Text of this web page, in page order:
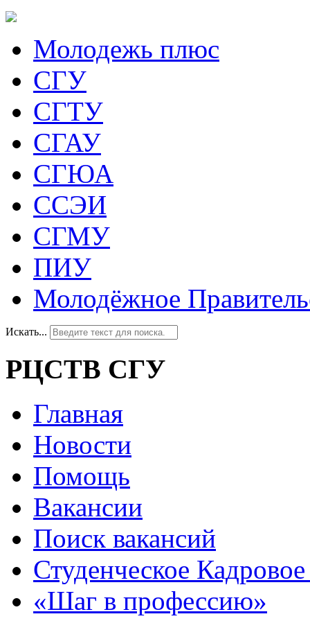
Молодежь плюс
СГУ
СГТУ
СГАУ
СГЮА
ССЭИ
СГМУ
ПИУ
Молодёжное
Искать...
РЦСТВ СГУ
Главная
Новости
Помощь
Вакансии
Поиск вакансий
Студенческое Кадровое
«Шаг в профессию»